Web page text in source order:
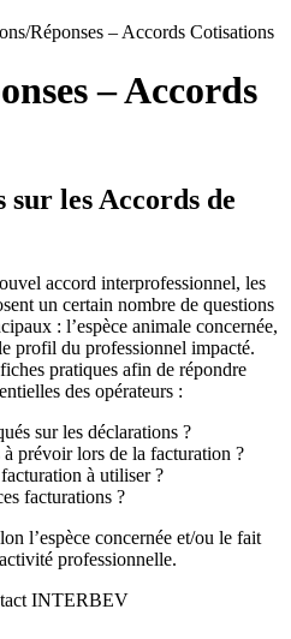
Réponses – Accords Cotisations
– Accords
sur les Accords de
accord interprofessionnel, les
un certain nombre de questions
: l’espèce animale concernée,
profil du professionnel impacté.
pratiques afin de répondre
des opérateurs :
sur les déclarations ?
prévoir lors de la facturation ?
à utiliser ?
facturations ?
l’espèce concernée et/ou le fait
professionnelle.
INTERBEV